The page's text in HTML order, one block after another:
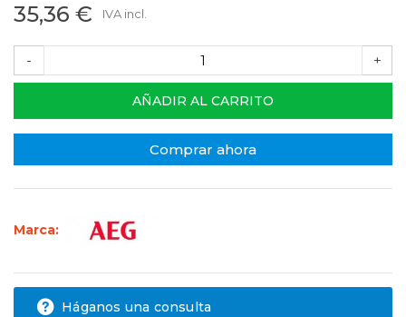
35,36 € IVA incl.
- +
AÑADIR AL CARRITO
Comprar ahora
Marca:
Háganos una consulta